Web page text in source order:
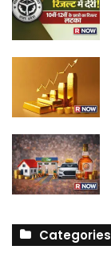
Categories